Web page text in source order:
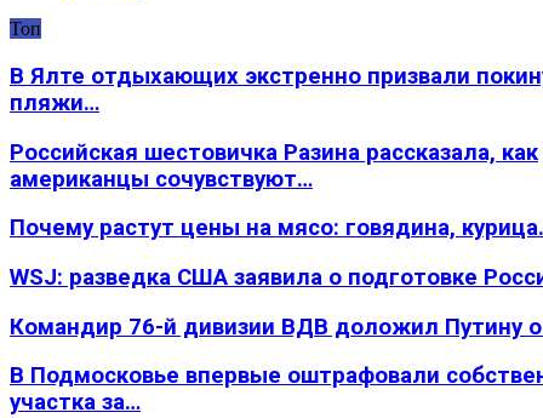
Топ
В Ялте отдыхающих экстренно призвали
пляжи…
Российская шестовичка Разина рассказала, как
американцы сочувствуют…
Почему растут цены на мясо: говядина,
WSJ: разведка США заявила о подготовке
Командир 76-й дивизии ВДВ доложил Путину
В Подмосковье впервые оштрафовали
участка за…